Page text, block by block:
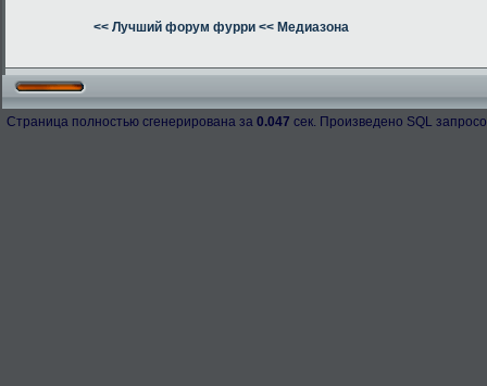
<< Лучший форум фурри << Медиазона
Страница полностью сгенерирована за 0.047 сек. Произведено SQL